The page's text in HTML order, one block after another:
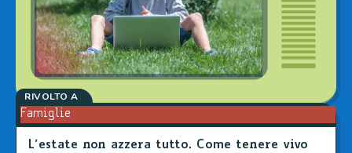
RIVOLTO A
Famiglie
L’estate non azzera tutto. Come tenere vivo